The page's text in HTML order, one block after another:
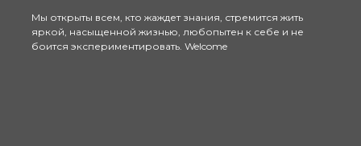
Мы открыты всем, кто жаждет знания, стремится жить
яркой, насыщенной жизнью, любопытен к себе и не
боится экспериментировать. Welcome